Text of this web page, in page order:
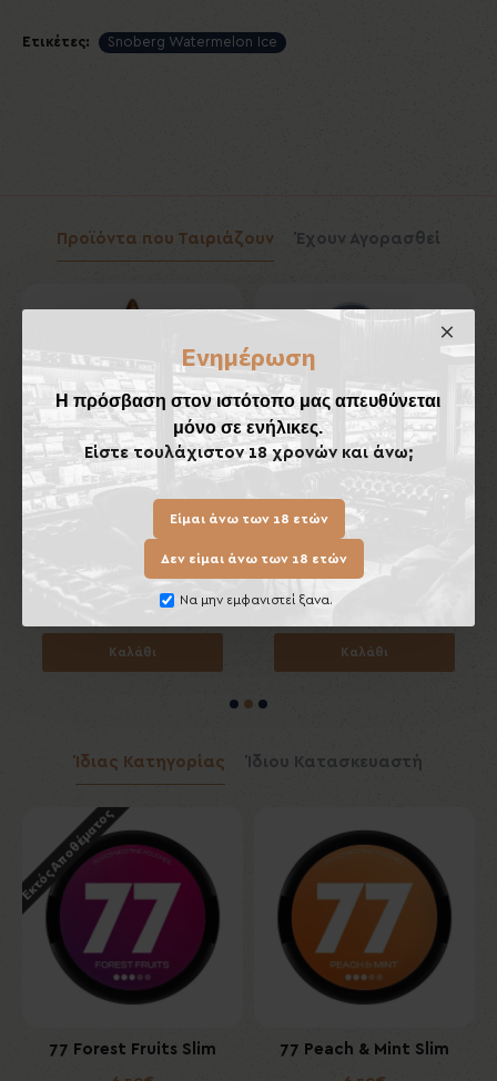
Ενημέρωση
Η πρόσβαση στον ιστότοπο μας απευθύνεται
μόνο σε ενήλικες.
Είστε τουλάχιστον 18 χρονών και άνω;
Είμαι άνω των 18 ετών
Δεν είμαι άνω των 18 ετών
Να μην εμφανιστεί ξανα.
Ετικέτες: Snoberg Watermelon Ice
Προϊόντα που Ταιριάζουν Έχουν Αγορασθεί
Oliva Serie V Melanio
Figurado
35,00€
Καλάθι
Μεταλλικός Κόφτης
Πούρων με STOP Cohiba
20,00€
Καλάθι
Ίδιας Κατηγορίας Ίδιου Κατασκευαστή
Εκτός Αποθέματος
77 Forest Fruits Slim 77 Peach & Mint Slim